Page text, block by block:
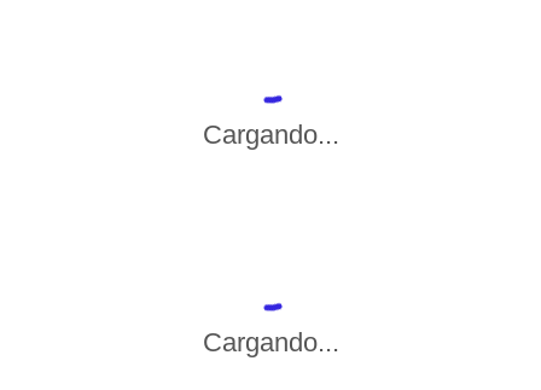
Cargando...
Cargando...